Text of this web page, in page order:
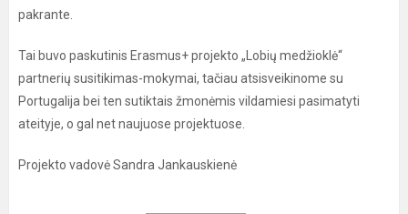
pakrante.
Tai buvo paskutinis Erasmus+ projekto „Lobių medžioklė“
partnerių susitikimas-mokymai, tačiau atsisveikinome su
Portugalija bei ten sutiktais žmonėmis vildamiesi pasimatyti
ateityje, o gal net naujuose projektuose.
Projekto vadovė Sandra Jankauskienė